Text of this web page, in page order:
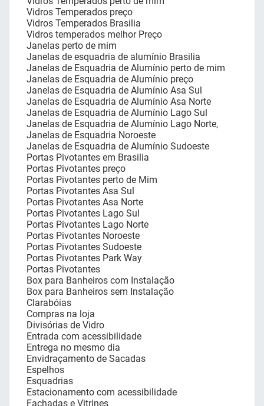
Vidros Temperados preço
Vidros Temperados Brasilia
Vidros temperados melhor Preço
Janelas perto de mim
Janelas de esquadria de alumínio Brasilia
Janelas de Esquadria de Alumínio perto de mim
Janelas de Esquadria de Alumínio preço
Janelas de Esquadria de Alumínio Asa Sul
Janelas de Esquadria de Alumínio Asa Norte
Janelas de Esquadria de Alumínio Lago Sul
Janelas de Esquadria de Alumínio Lago Norte,
Janelas de Esquadria Noroeste
Janelas de Esquadria de Alumínio Sudoeste
Portas Pivotantes em Brasilia
Portas Pivotantes preço
Portas Pivotantes perto de Mim
Portas Pivotantes Asa Sul
Portas Pivotantes Asa Norte
Portas Pivotantes Lago Sul
Portas Pivotantes Lago Norte
Portas Pivotantes Noroeste
Portas Pivotantes Sudoeste
Portas Pivotantes Park Way
Portas Pivotantes
Box para Banheiros com Instalação
Box para Banheiros sem Instalação
Clarabóias
Compras na loja
Divisórias de Vidro
Entrada com acessibilidade
Entrega no mesmo dia
Envidraçamento de Sacadas
Espelhos
Esquadrias
Estacionamento com acessibilidade
Fachadas e Vitrines